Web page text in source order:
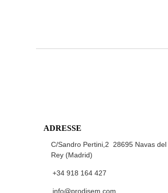
ADRESSE
C/Sandro Pertini,2 28695 Navas del
Rey (Madrid)
+34 918 164 427
info@prodisem.com